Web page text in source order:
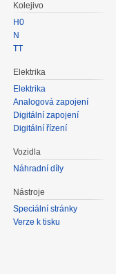
Kolejivo
H0
N
TT
Elektrika
Elektrika
Analogová zapojení
Digitální zapojení
Digitální řízení
Vozidla
Náhradní díly
Nástroje
Speciální stránky
Verze k tisku